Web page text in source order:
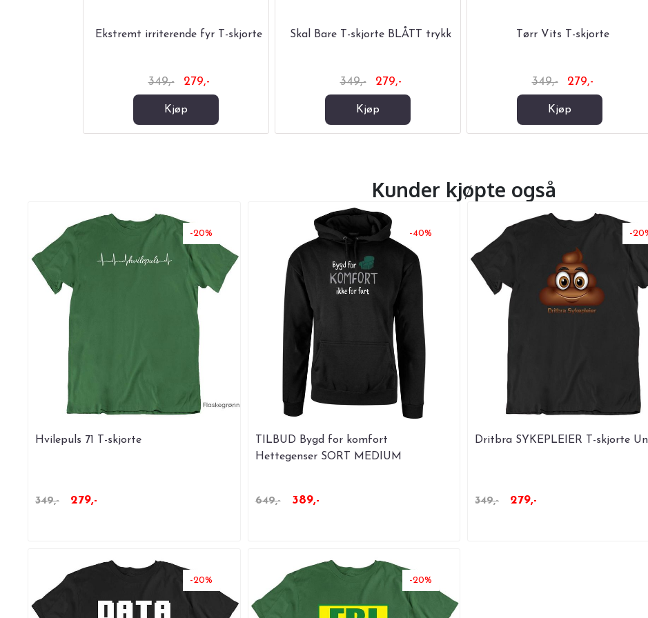
Ekstremt irriterende fyr T-skjorte
349,- 279,-
Kjøp
Skal Bare T-skjorte BLÅTT trykk
349,- 279,-
Kjøp
Tørr Vits T-skjorte
349,- 279,-
Kjøp
Kunder kjøpte også
-20%
Hvilepuls 71 T-skjorte
349,- 279,-
-40%
TILBUD Bygd for komfort
Hettegenser SORT MEDIUM
649,- 389,-
-
Dritbra SYKEPLEIER T-skjorte
349,- 279,-
-20% -20%